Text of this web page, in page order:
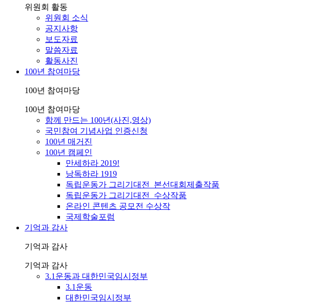
위원회 활동
위원회 소식
공지사항
보도자료
말씀자료
활동사진
100년 참여마당
100년 참여마당
100년 참여마당
함께 만드는 100년(사진,영상)
국민참여 기념사업 인증신청
100년 매거진
100년 캠페인
만세하라 2019!
낭독하라 1919
독립운동가 그리기대전_본선대회제출작품
독립운동가 그리기대전_수상작품
온라인 콘텐츠 공모전 수상작
국제학술포럼
기억과 감사
기억과 감사
기억과 감사
3.1운동과 대한민국임시정부
3.1운동
대한민국임시정부